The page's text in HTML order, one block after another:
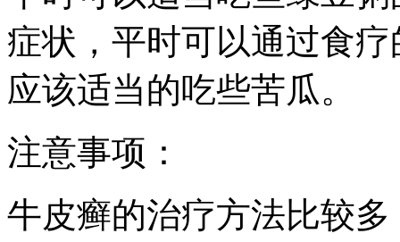
症状，平时可以通过食
应该适当的吃些苦瓜。
注意事项：
牛皮癣的治疗方法比较